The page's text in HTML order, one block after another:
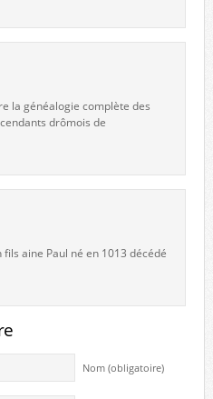
la généalogie complète des
drômois de
aine Paul né en 1013 décédé
Nom (obligatoire)